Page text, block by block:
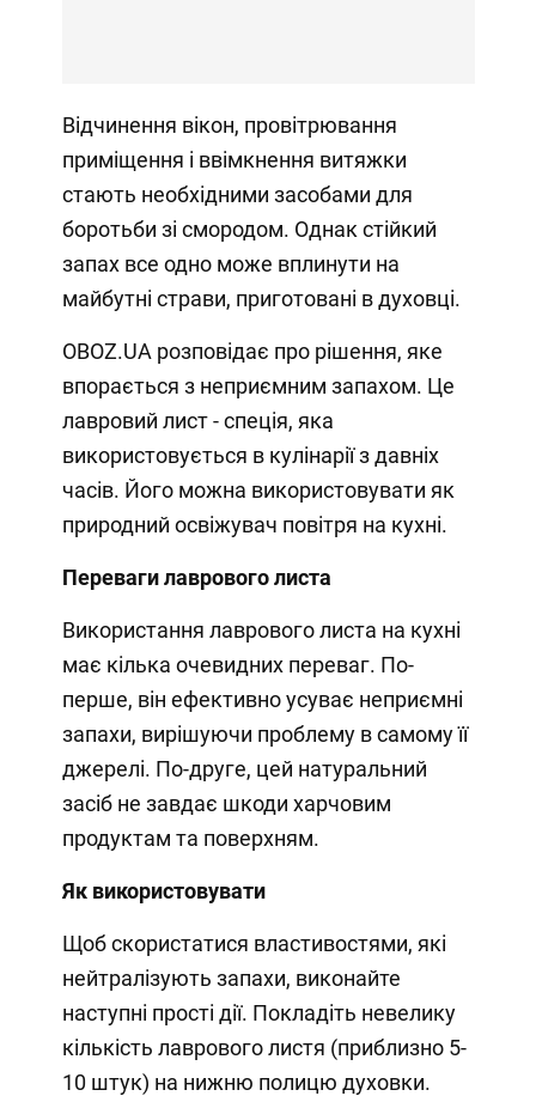
Відчинення вікон, провітрювання
приміщення і ввімкнення витяжки
стають необхідними засобами для
боротьби зі смородом. Однак стійкий
запах все одно може вплинути на
майбутні страви, приготовані в духовці.
OBOZ.UA розповідає про рішення, яке
впорається з неприємним запахом. Це
лавровий лист - спеція, яка
використовується в кулінарії з давніх
часів. Його можна використовувати як
природний освіжувач повітря на кухні.
Переваги лаврового листа
Використання лаврового листа на кухні
має кілька очевидних переваг. По-
перше, він ефективно усуває неприємні
запахи, вирішуючи проблему в самому її
джерелі. По-друге, цей натуральний
засіб не завдає шкоди харчовим
продуктам та поверхням.
Як використовувати
Щоб скористатися властивостями, які
нейтралізують запахи, виконайте
наступні прості дії. Покладіть невелику
кількість лаврового листя (приблизно 5-
10 штук) на нижню полицю духовки.